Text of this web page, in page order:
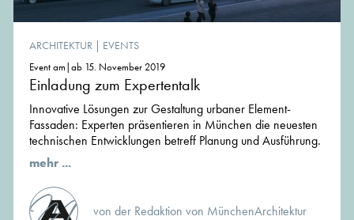
ARCHITEKTUR | EVENTS
Event am|ab 15. November 2019
Einladung zum Expertentalk
Innovative Lösungen zur Gestaltung urbaner Element-
Fassaden: Experten präsentieren in München die neuesten
technischen Entwicklungen betreff Planung und Ausführung.
mehr ...
von der Redaktion von MünchenArchitektur